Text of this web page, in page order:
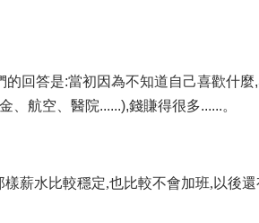
回答是:當初因為不知道自己喜歡什麼
航空、醫院......),錢賺得很多......。
薪水比較穩定,也比較不會加班,以後